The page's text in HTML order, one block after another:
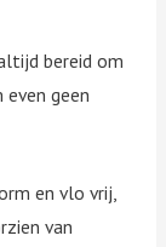
bereid om
geen
en vlo vrij,
van